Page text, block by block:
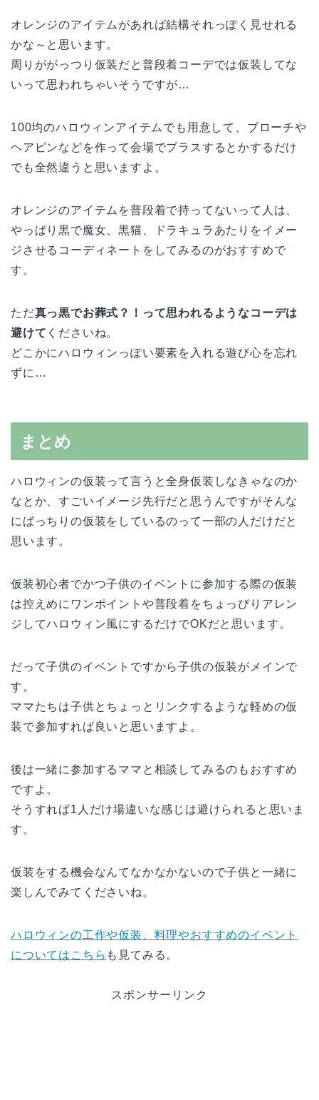
オレンジのアイテムがあれば結構それっぽく見せれる
かな～と思います。
周りががっつり仮装だと普段着コーデでは仮装してな
いって思われちゃいそうですが…
100均のハロウィンアイテムでも用意して、ブローチや
ヘアピンなどを作って会場でプラスするとかするだけ
でも全然違うと思いますよ。
オレンジのアイテムを普段着で持ってないって人は、
やっぱり黒で魔女、黒猫、ドラキュラあたりをイメー
ジさせるコーディネートをしてみるのがおすすめで
す。
ただ真っ黒でお葬式？！って思われるようなコーデは
避けて くださいね。
どこかにハロウィンっぽい要素を入れる遊び心を忘れ
ずに…
まとめ
ハロウィンの仮装って言うと全身仮装しなきゃなのか
なとか、すごいイメージ先行だと思うんですがそんな
にばっちりの仮装をしているのって一部の人だけだと
思います。
仮装初心者でかつ子供のイベントに参加する際の仮装
は控えめにワンポイントや普段着をちょっぴりアレン
ジしてハロウィン風にするだけでOKだと思います。
だって子供のイベントですから子供の仮装がメインで
す。
ママたちは子供とちょっとリンクするような軽めの仮
装で参加すれば良いと思いますよ。
後は一緒に参加するママと相談してみるのもおすすめ
ですよ。
そうすれば1人だけ場違いな感じは避けられると思いま
す。
仮装をする機会なんてなかなかないので子供と一緒に
楽しんでみてくださいね。
ハロウィンの工作や仮装、料理やおすすめのイベント
についてはこちら も見てみる。
スポンサーリンク